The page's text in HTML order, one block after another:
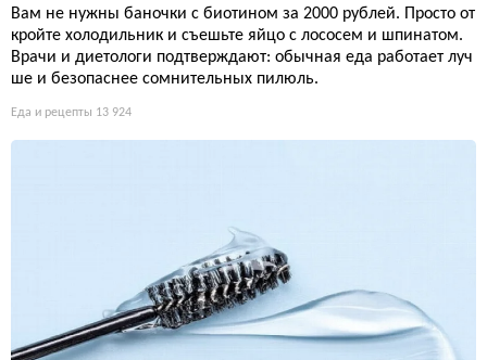
Вам не нужны баночки с биотином за 2000 рублей. Просто от
кройте холодильник и съешьте яйцо с лососем и шпинатом.
Врачи и диетологи подтверждают: обычная еда работает луч
ше и безопаснее сомнительных пилюль.
Еда и рецепты 13 924